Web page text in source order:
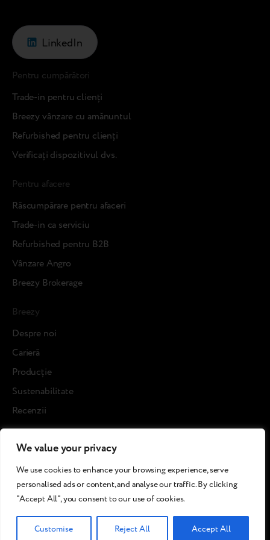
We value your privacy
We use cookies to enhance your browsing experience, serve
personalised ads or content, and analyse our traffic. By clicking
"Accept All", you consent to our use of cookies.
Customise Reject All Accept All
LinkedIn
Pentru cumpărători
Trade-in pentru clienți
Breezy vânzare cu amănuntul
Refurbished pentru clienți
Verificați dispozitivul dvs.
Pentru afacere
Răscumpărare pentru afaceri
Trade-in ca serviciu
Refurbished pentru B2B
Vânzare Angro
Breezy Brokerage
Breezy
Despre noi
Carieră
Producție
Sustenabilitate
Recenzii
Refurbished pentru clienți
©2026 Breezy!. All rights reserved.